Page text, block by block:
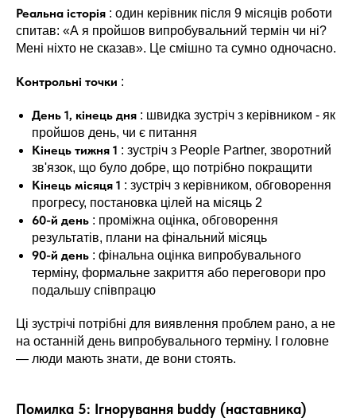
Реальна історія : один керівник після 9 місяців роботи
спитав: «А я пройшов випробувальний термін чи ні?
Мені ніхто не сказав». Це смішно та сумно одночасно.
Контрольні точки :
День 1, кінець дня : швидка зустріч з керівником - як
пройшов день, чи є питання
Кінець тижня 1 : зустріч з People Partner, зворотний
зв'язок, що було добре, що потрібно покращити
Кінець місяця 1 : зустріч з керівником, обговорення
прогресу, постановка цілей на місяць 2
60-й день : проміжна оцінка, обговорення
результатів, плани на фінальний місяць
90-й день : фінальна оцінка випробувального
терміну, формальне закриття або переговори про
подальшу співпрацю
Ці зустрічі потрібні для виявлення проблем рано, а не
на останній день випробувального терміну. І головне
— люди мають знати, де вони стоять.
Помилка 5: Ігнорування buddy (наставника)